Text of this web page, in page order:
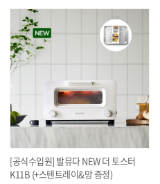
[공식수입원] 발뮤다 NEW 더 토스터
K11B (+스텐트레이&망 증정)